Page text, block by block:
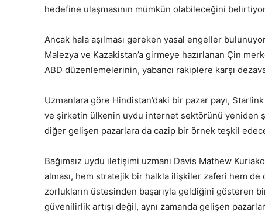
hedefine ulaşmasının mümkün olabileceğini
Ancak hala aşılması gereken yasal engeller
Malezya ve Kazakistan’a girmeye hazırlanan Çin
ABD düzenlemelerinin, yabancı rakiplere karşı
Uzmanlara göre Hindistan’daki bir pazar payı,
ve şirketin ülkenin uydu internet sektörünü yeniden
diğer gelişen pazarlara da cazip bir örnek teşkil
Bağımsız uydu iletişimi uzmanı Davis Mathew
alması, hem stratejik bir halkla ilişkiler zaferi hem de
zorlukların üstesinden başarıyla geldiğini gösteren
güvenilirlik artışı değil, aynı zamanda gelişen